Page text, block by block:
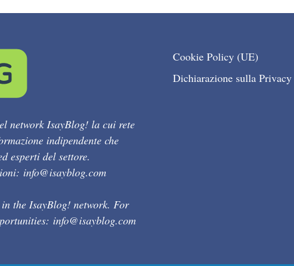
network IsayBlog! la cui rete
indipendente che
esperti del settore.
info@isayblog.com
in the IsayBlog! network. For
info@isayblog.com
Cookie Policy (UE)
Dichiarazione sulla